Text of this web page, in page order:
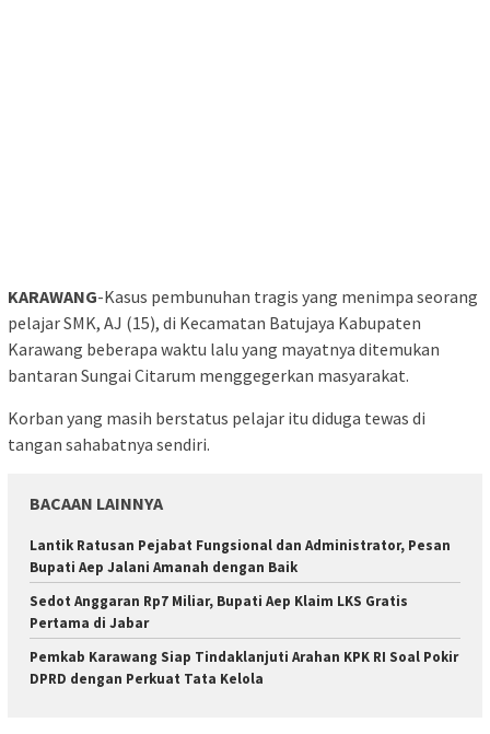
KARAWANG-Kasus pembunuhan tragis yang menimpa seorang
pelajar SMK, AJ (15), di Kecamatan Batujaya Kabupaten
Karawang beberapa waktu lalu yang mayatnya ditemukan
bantaran Sungai Citarum menggegerkan masyarakat.
Korban yang masih berstatus pelajar itu diduga tewas di
tangan sahabatnya sendiri.
BACAAN LAINNYA
Lantik Ratusan Pejabat Fungsional dan Administrator, Pesan
Bupati Aep Jalani Amanah dengan Baik
Sedot Anggaran Rp7 Miliar, Bupati Aep Klaim LKS Gratis
Pertama di Jabar
Pemkab Karawang Siap Tindaklanjuti Arahan KPK RI Soal Pokir
DPRD dengan Perkuat Tata Kelola